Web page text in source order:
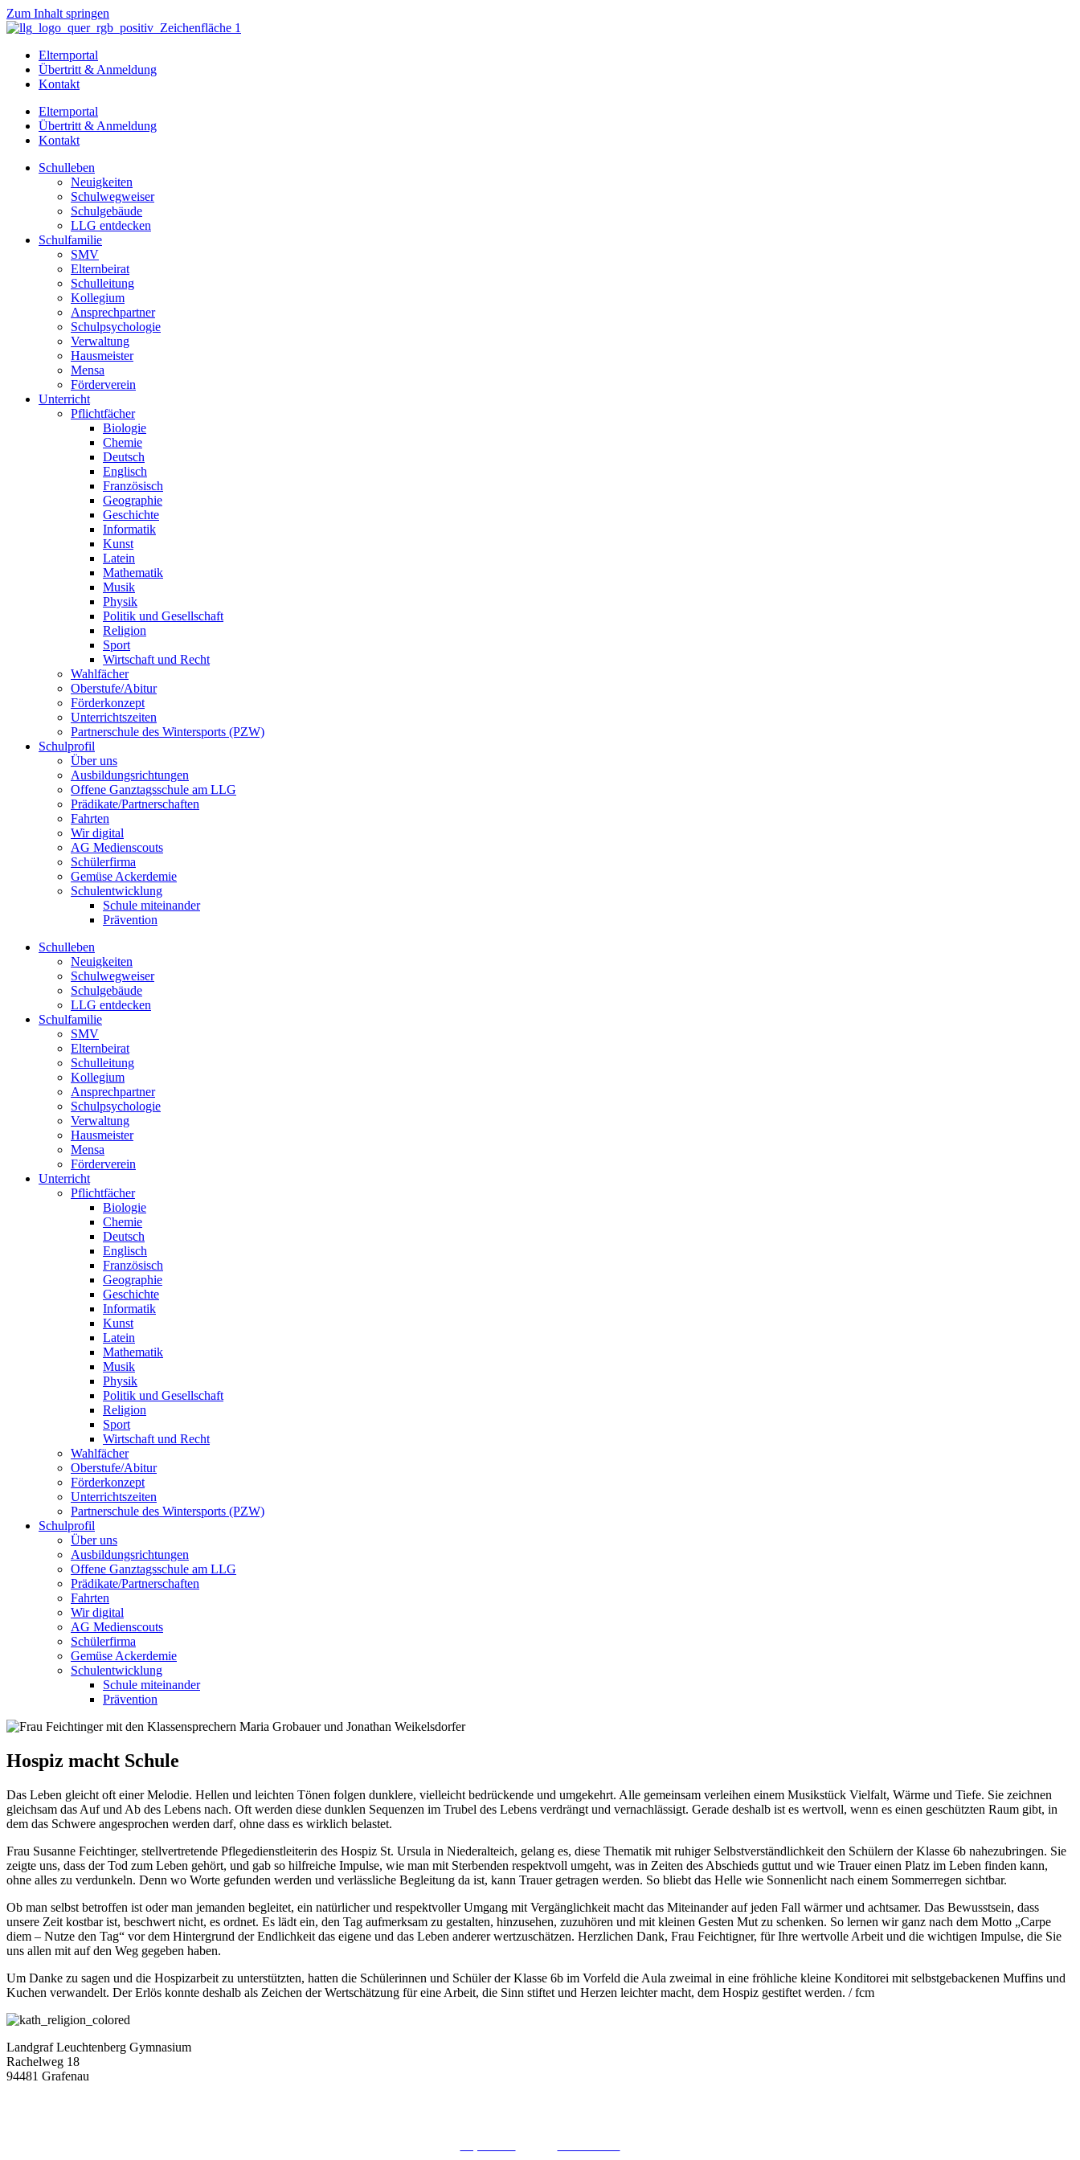
Zum Inhalt springen
Elternportal
Übertritt & Anmeldung
Kontakt
Elternportal
Übertritt & Anmeldung
Kontakt
Schulleben
Neuigkeiten
Schulwegweiser
Schulgebäude
LLG entdecken
Schulfamilie
SMV
Elternbeirat
Schulleitung
Kollegium
Ansprechpartner
Schulpsychologie
Verwaltung
Hausmeister
Mensa
Förderverein
Unterricht
Pflichtfächer
Biologie
Chemie
Deutsch
Englisch
Französisch
Geographie
Geschichte
Informatik
Kunst
Latein
Mathematik
Musik
Physik
Politik und Gesellschaft
Religion
Sport
Wirtschaft und Recht
Wahlfächer
Oberstufe/Abitur
Förderkonzept
Unterrichtszeiten
Partnerschule des Wintersports (PZW)
Schulprofil
Über uns
Ausbildungsrichtungen
Offene Ganztagsschule am LLG
Prädikate/Partnerschaften
Fahrten
Wir digital
AG Medienscouts
Schülerfirma
Gemüse Ackerdemie
Schulentwicklung
Schule miteinander
Prävention
Schulleben
Neuigkeiten
Schulwegweiser
Schulgebäude
LLG entdecken
Schulfamilie
SMV
Elternbeirat
Schulleitung
Kollegium
Ansprechpartner
Schulpsychologie
Verwaltung
Hausmeister
Mensa
Förderverein
Unterricht
Pflichtfächer
Biologie
Chemie
Deutsch
Englisch
Französisch
Geographie
Geschichte
Informatik
Kunst
Latein
Mathematik
Musik
Physik
Politik und Gesellschaft
Religion
Sport
Wirtschaft und Recht
Wahlfächer
Oberstufe/Abitur
Förderkonzept
Unterrichtszeiten
Partnerschule des Wintersports (PZW)
Schulprofil
Über uns
Ausbildungsrichtungen
Offene Ganztagsschule am LLG
Prädikate/Partnerschaften
Fahrten
Wir digital
AG Medienscouts
Schülerfirma
Gemüse Ackerdemie
Schulentwicklung
Schule miteinander
Prävention
Hospiz macht Schule
Das Leben gleicht oft einer Melodie. Hellen und leichten Tönen folgen dunklere, vielleicht bedrückende und umgekehrt. Alle gemeinsam verleihen einem Musikstück Vielfalt, Wärme und Tiefe. Sie zeichnen
gleichsam das Auf und Ab des Lebens nach. Oft werden diese dunklen Sequenzen im Trubel des Lebens verdrängt und vernachlässigt. Gerade deshalb ist es wertvoll, wenn es einen geschützten Raum gibt, in
dem das Schwere angesprochen werden darf, ohne dass es wirklich belastet.
Frau Susanne Feichtinger, stellvertretende Pflegedienstleiterin des Hospiz St. Ursula in Niederalteich, gelang es, diese Thematik mit ruhiger Selbstverständlichkeit den Schülern der Klasse 6b nahezubringen. Sie
zeigte uns, dass der Tod zum Leben gehört, und gab so hilfreiche Impulse, wie man mit Sterbenden respektvoll umgeht, was in Zeiten des Abschieds guttut und wie Trauer einen Platz im Leben finden kann,
ohne alles zu verdunkeln. Denn wo Worte gefunden werden und verlässliche Begleitung da ist, kann Trauer getragen werden. So bliebt das Helle wie Sonnenlicht nach einem Sommerregen sichtbar.
Ob man selbst betroffen ist oder man jemanden begleitet, ein natürlicher und respektvoller Umgang mit Vergänglichkeit macht das Miteinander auf jeden Fall wärmer und achtsamer. Das Bewusstsein, dass
unsere Zeit kostbar ist, beschwert nicht, es ordnet. Es lädt ein, den Tag aufmerksam zu gestalten, hinzusehen, zuzuhören und mit kleinen Gesten Mut zu schenken. So lernen wir ganz nach dem Motto „Carpe
diem – Nutze den Tag“ vor dem Hintergrund der Endlichkeit das eigene und das Leben anderer wertzuschätzen. Herzlichen Dank, Frau Feichtigner, für Ihre wertvolle Arbeit und die wichtigen Impulse, die Sie
uns allen mit auf den Weg gegeben haben.
Um Danke zu sagen und die Hospizarbeit zu unterstützten, hatten die Schülerinnen und Schüler der Klasse 6b im Vorfeld die Aula zweimal in eine fröhliche kleine Konditorei mit selbstgebackenen Muffins und
Kuchen verwandelt. Der Erlös konnte deshalb als Zeichen der Wertschätzung für eine Arbeit, die Sinn stiftet und Herzen leichter macht, dem Hospiz gestiftet werden. / fcm
Landgraf Leuchtenberg Gymnasium
Rachelweg 18
94481 Grafenau